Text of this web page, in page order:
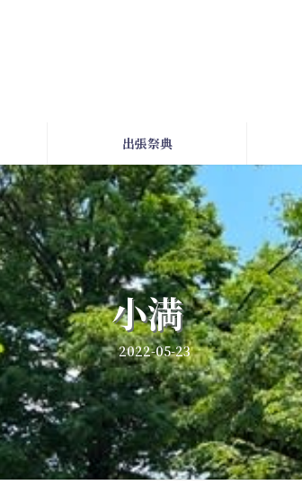
出張祭典
小満
2022-05-23